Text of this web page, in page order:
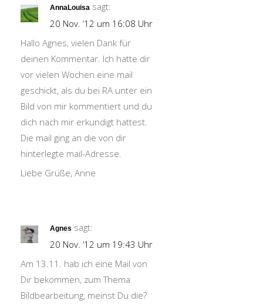
AnnaLouisa sagt:
20 Nov. ’12 um 16:08 Uhr
Hallo Agnes, vielen Dank für
deinen Kommentar. Ich hatte dir
vor vielen Wochen eine mail
geschickt, als du bei RA unter ein
Bild von mir kommentiert und du
dich nach mir erkundigt hattest.
Die mail ging an die von dir
hinterlegte mail-Adresse.
Liebe Grüße, Anne
Agnes sagt:
20 Nov. ’12 um 19:43 Uhr
Am 13.11. hab ich eine Mail von
Dir bekommen, zum Thema
Bildbearbeitung, meinst Du die?